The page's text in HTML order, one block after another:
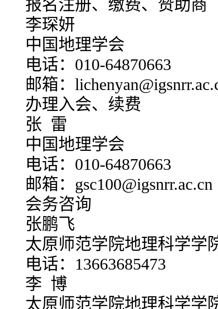
报名注册、缴费、赞助商
李琛妍
中国地理学会
电话：010-64870663
邮箱：
办理入会、续费
张 雷
中国地理学会
电话：010-64870663
邮箱：gsc100@igsnrr.ac.cn
会务咨询
张鹏飞
太原师范学院地理科学学
电话：13663685473
李 博
太原师范学院地理科学学